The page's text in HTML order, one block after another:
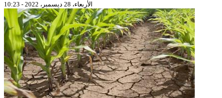
الأربعاء، 28 ديسمبر، 2022 - 10:23